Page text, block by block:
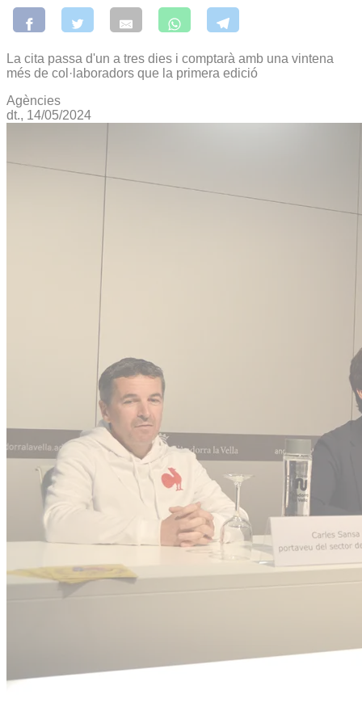
La cita passa d'un a tres dies i comptarà amb una vintena
més de col·laboradors que la primera edició
Agències
dt., 14/05/2024